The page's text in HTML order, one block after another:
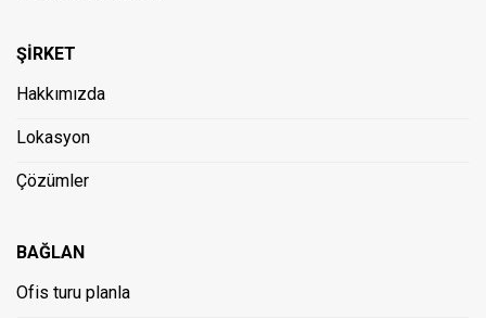
ŞİRKET
Hakkımızda
Lokasyon
Çözümler
BAĞLAN
Ofis turu planla